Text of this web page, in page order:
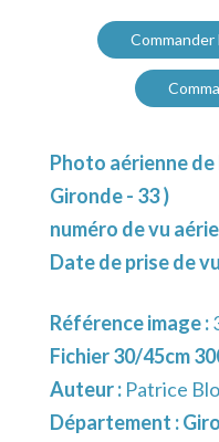
Photo aérienne
Gironde - 33 )
numéro de vu
Date de prise de
Référence image :
Fichier 30/45cm
Auteur : Patrice
Département :